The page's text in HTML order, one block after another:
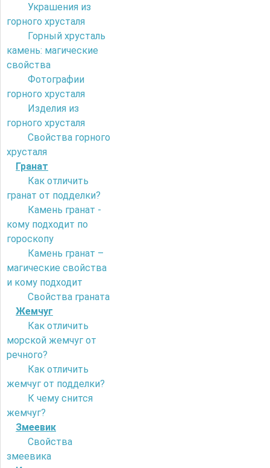
Украшения из
горного хрусталя
Горный хрусталь
камень: магические
свойства
Фотографии
горного хрусталя
Изделия из
горного хрусталя
Свойства горного
хрусталя
Гранат
Как отличить
гранат от подделки?
Камень гранат -
кому подходит по
гороскопу
Камень гранат –
магические свойства
и кому подходит
Свойства граната
Жемчуг
Как отличить
морской жемчуг от
речного?
Как отличить
жемчуг от подделки?
К чему снится
жемчуг?
Змеевик
Свойства
змеевика